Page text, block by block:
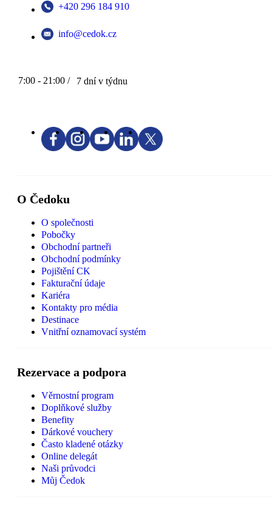
+420 296 184 910
info@cedok.cz
7:00 - 21:00 / 7 dní v týdnu
O Čedoku
O společnosti
Pobočky
Obchodní partneři
Obchodní podmínky
Pojištění CK
Fakturační údaje
Kariéra
Kontakty pro média
Destinace
Vnitřní oznamovací systém
Rezervace a podpora
Věrnostní program
Doplňkové služby
Benefity
Dárkové vouchery
Často kladené otázky
Online delegát
Naši průvodci
Můj Čedok